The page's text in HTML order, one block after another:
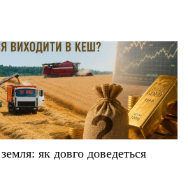
як довго доведеться